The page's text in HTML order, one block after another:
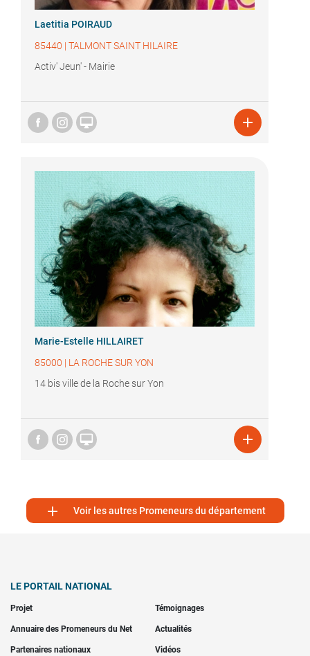
Laetitia POIRAUD
85440 | TALMONT SAINT HILAIRE
Activ' Jeun' - Mairie
 
Marie-Estelle HILLAIRET
85000 | LA ROCHE SUR YON
14 bis ville de la Roche sur Yon
 
 Voir les autres Promeneurs du département
LE PORTAIL NATIONAL
Projet Témoignages
Annuaire des Promeneurs du Net Actualités
Partenaires nationaux Vidéos